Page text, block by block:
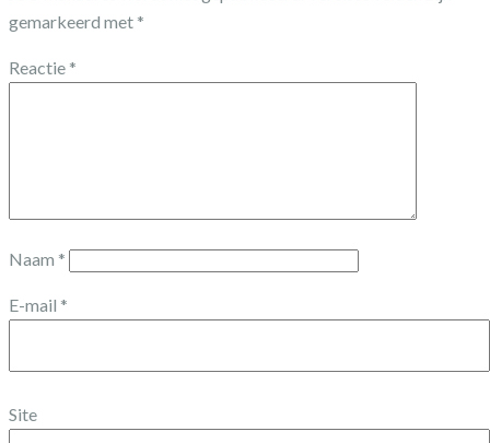
gemarkeerd met *
Reactie *
Naam *
E-mail *
Site